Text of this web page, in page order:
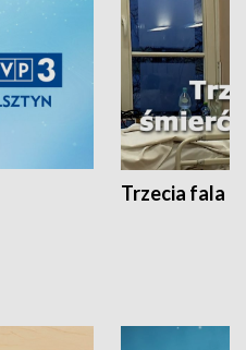
Trzecia fala -